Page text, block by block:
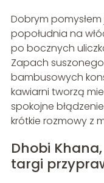
Dobrym
popołudnia na
po bocznych
Zapach
bambusowych
kawiarni tworzą
spokojne
krótkie rozmowy z
Dhobi
targi